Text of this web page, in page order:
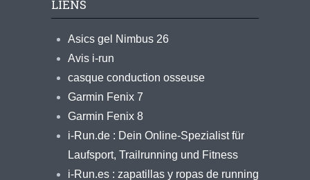
LIENS
Asics gel Nimbus 26
Avis i-run
casque conduction osseuse
Garmin Fenix 7
Garmin Fenix 8
i-Run.de : Dein Online-Spezialist für
Laufsport, Trailrunning und Fitness
i-Run.es : zapatillas y ropas de running